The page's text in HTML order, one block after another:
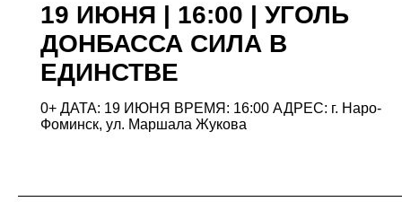
19 ИЮНЯ | 16:00 | УГОЛЬ
ДОНБАССА СИЛА В
ЕДИНСТВЕ
0+ ДАТА: 19 ИЮНЯ ВРЕМЯ: 16:00 АДРЕС: г. Наро-
Фоминск, ул. Маршала Жукова